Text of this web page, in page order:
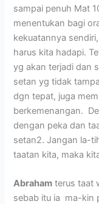
sampai penuh Mat
menentukan bagi
kekuatannya
harus kita hadapi.
yg akan terjadi dan
setan yg tidak
dgn tepat, juga
berkemenangan.
dengan peka dan
setan2. Jangan la-
taatan kita, maka
Abraham terus taat
sebab itu ia ma-kin